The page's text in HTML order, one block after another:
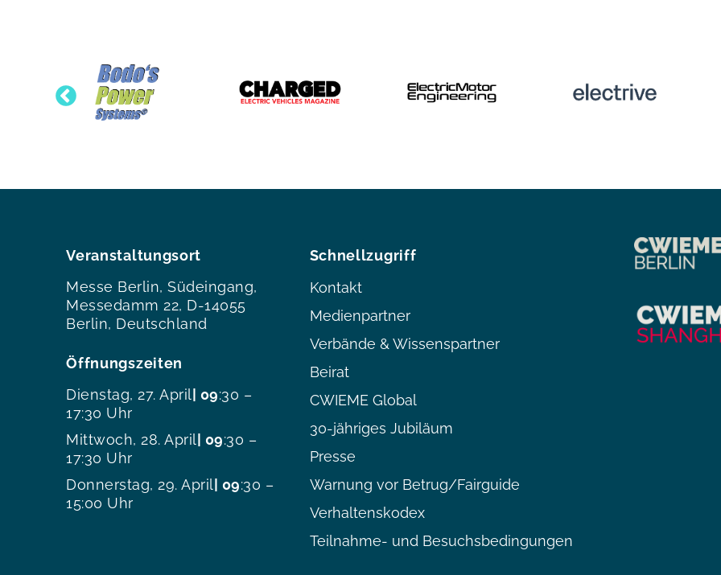
Veranstaltungsort
Messe Berlin, Südeingang,
Messedamm 22, D-14055
Berlin, Deutschland
Öffnungszeiten
Dienstag, 27. April | 09:30 –
17:30 Uhr
Mittwoch, 28. April | 09:30 –
17:30 Uhr
Donnerstag, 29. April | 09:30 –
15:00 Uhr
Schnellzugriff
Kontakt
Medienpartner
Verbände & Wissenspartner
Beirat
CWIEME Global
30-jähriges Jubiläum
Presse
Warnung vor Betrug/Fairguide
Verhaltenskodex
Teilnahme- und Besuchsbedingungen